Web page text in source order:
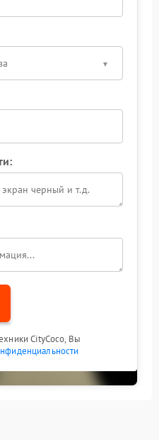
CityCoco, Вы